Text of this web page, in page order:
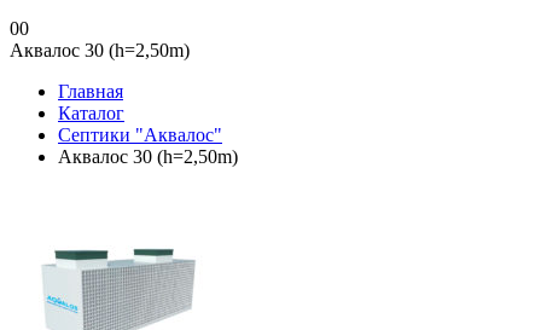
00
Аквалос 30 (h=2,50m)
Главная
Каталог
Септики "Аквалос"
Аквалос 30 (h=2,50m)